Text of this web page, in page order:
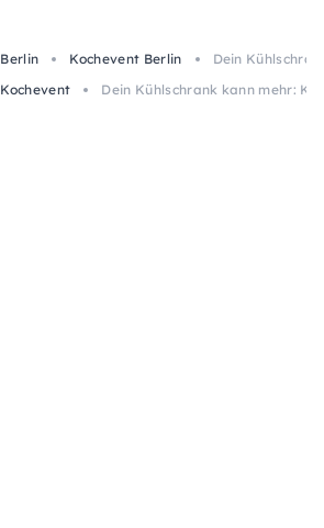
Berlin Kochevent Berlin
Dein
Kochevent Dein Kühlschrank kann mehr: